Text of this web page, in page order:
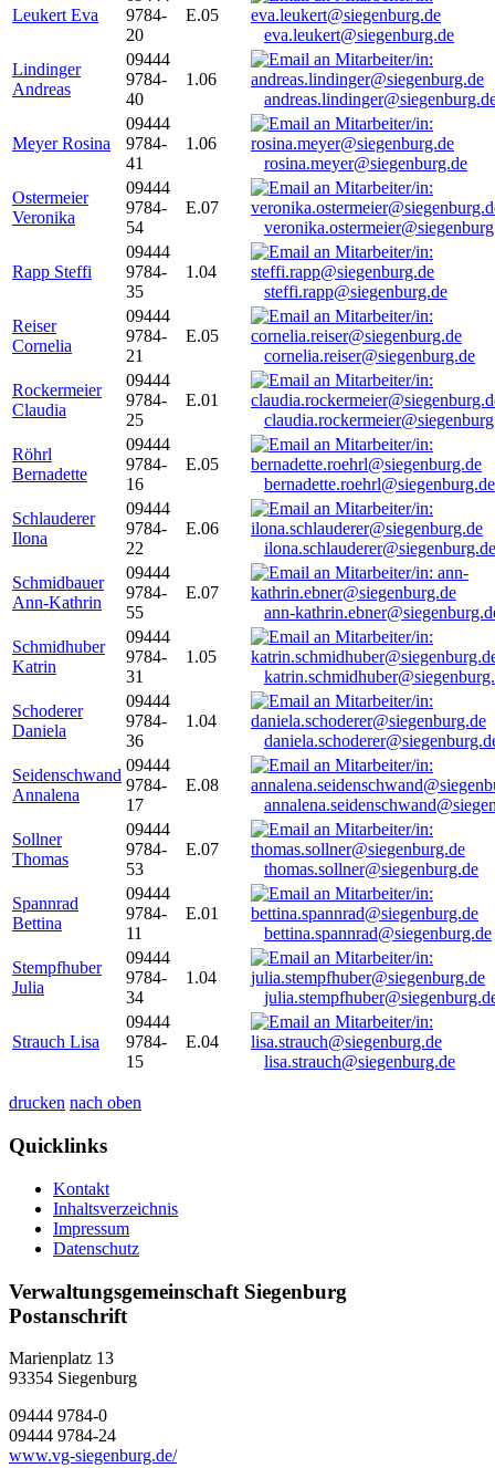
Leukert Eva
9784-
20
E.05
eva.leukert@siegenburg.de
Lindinger
Andreas
09444
9784-
40
1.06
Meyer Rosina
09444
9784-
41
1.06
rosina.meyer@siegenburg.de
Ostermeier
Veronika
09444
9784-
54
E.07
Rapp Steffi
09444
9784-
35
1.04
steffi.rapp@siegenburg.de
Reiser
Cornelia
09444
9784-
21
E.05
cornelia.reiser@siegenburg.de
Rockermeier
Claudia
09444
9784-
25
E.01
Röhrl
Bernadette
09444
9784-
16
E.05
bernadette.roehrl@siegenburg.de
Schlauderer
Ilona
09444
9784-
22
E.06
ilona.schlauderer@siegenburg.de
Schmidbauer
Ann-Kathrin
09444
9784-
55
E.07
ann-
Schmidhuber
Katrin
09444
9784-
31
1.05
Schoderer
Daniela
09444
9784-
36
1.04
Seidenschwand
Annalena
09444
9784-
17
E.08
Sollner
Thomas
09444
9784-
53
E.07
thomas.sollner@siegenburg.de
Spannrad
Bettina
09444
9784-
11
E.01
bettina.spannrad@siegenburg.de
Stempfhuber
Julia
09444
9784-
34
1.04
Strauch Lisa
09444
9784-
15
E.04
lisa.strauch@siegenburg.de
drucken nach oben
Quicklinks
Kontakt
Inhaltsverzeichnis
Impressum
Datenschutz
Verwaltungsgemeinschaft Siegenburg
Postanschrift
Marienplatz 13
93354 Siegenburg
09444 9784-0
09444 9784-24
www.vg-siegenburg.de/